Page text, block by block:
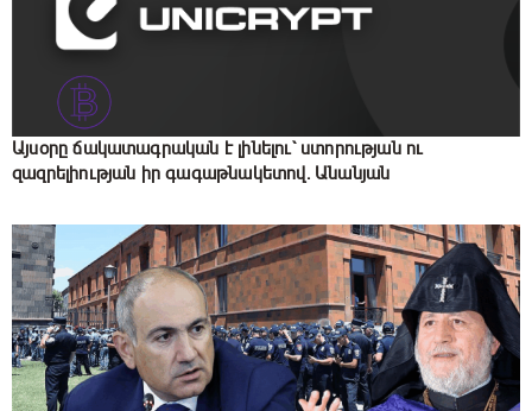
Այսօրը ճակատագրական է լինելու` ստորության ու
զազրելիության իր գագաթնակետով․ Անանյան